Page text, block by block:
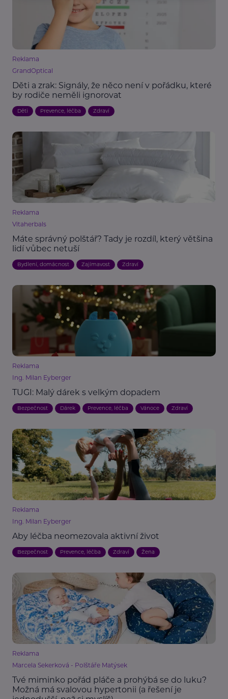
Reklama
GrandOptical
Děti a zrak: Signály, že něco není v pořádku, které
by rodiče neměli ignorovat
Děti Prevence, léčba Zdraví
Reklama
Vitaherbals
Máte správný polštář? Tady je rozdíl, který většina
lidí vůbec netuší
Bydlení, domácnost Zajímavost Zdraví
Reklama
Ing. Milan Eyberger
TUGI: Malý dárek s velkým dopadem
Bezpečnost Dárek Prevence, léčba Vánoce Zdraví
Reklama
Ing. Milan Eyberger
Aby léčba neomezovala aktivní život
Bezpečnost Prevence, léčba Zdraví Žena
Reklama
Marcela Sekerková - Polštáře Matýsek
Tvé miminko pořád pláče a prohýbá se do luku?
Možná má svalovou hypertonii (a řešení je